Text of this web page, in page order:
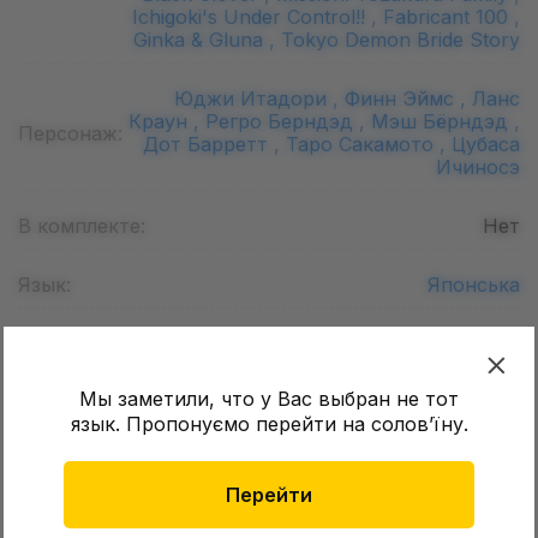
Мы заметили, что у Вас выбран не тот
язык. Пропонуємо перейти на соловʼїну.
Перейти
Ichigoki's Under Control!! , Fabricant 100 ,
Ginka & Gluna , Tokyo Demon Bride Story
Персонаж:
Юджи Итадори , Финн Эймс , Ланс
Краун , Регро Берндэд , Мэш Бёрндэд ,
Дот Барретт , Таро Сакамото , Цубаса
Ичиносэ
В комплекте: Нет
Язык: Японська
Формат листа (Шир. х Дл.): 180 х 256
Количество страниц:
Обложка: Мягкая